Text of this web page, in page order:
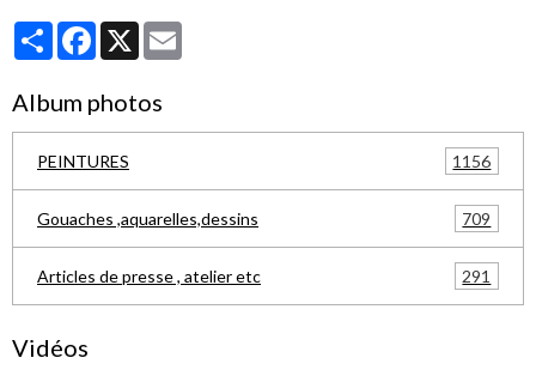
PartagerFacebook
X
Album photos
PEINTURES 1156
Gouaches ,aquarelles,dessins 709
Articles de presse , atelier etc 291
Vidéos